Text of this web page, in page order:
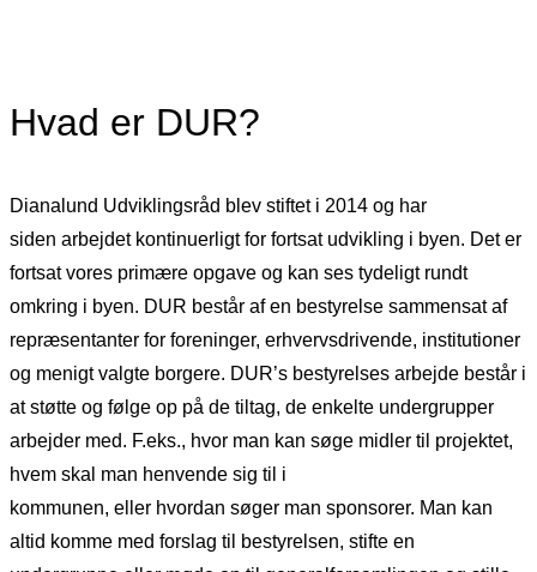
Hvad er DUR?
Dianalund Udviklingsråd blev stiftet i 2014 og har
siden arbejdet kontinuerligt for fortsat udvikling i byen. Det er
fortsat vores primære opgave og kan ses tydeligt rundt
omkring i byen. DUR består af en bestyrelse sammensat af
repræsentanter for foreninger, erhvervsdrivende, institutioner
og menigt valgte borgere. DUR’s bestyrelses arbejde består i
at støtte og følge op på de tiltag, de enkelte undergrupper
arbejder med. F.eks., hvor man kan søge midler til projektet,
hvem skal man henvende sig til i
kommunen, eller hvordan søger man sponsorer. Man kan
altid komme med forslag til bestyrelsen, stifte en